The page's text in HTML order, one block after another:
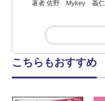
著者 佐野 Mykey 義仁
こちらもおすすめ